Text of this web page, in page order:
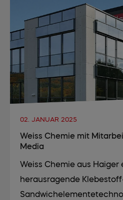
02. JANUAR 2025
Weiss Chemie mit
Media
Weiss Chemie aus Haiger
herausragende